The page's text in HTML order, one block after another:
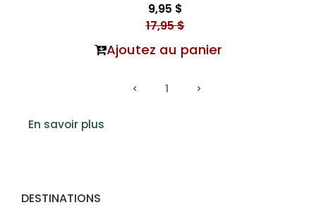
DESTINATIONS
9,95 $
17,95 $
Ajoutez au panier
1
En savoir plus